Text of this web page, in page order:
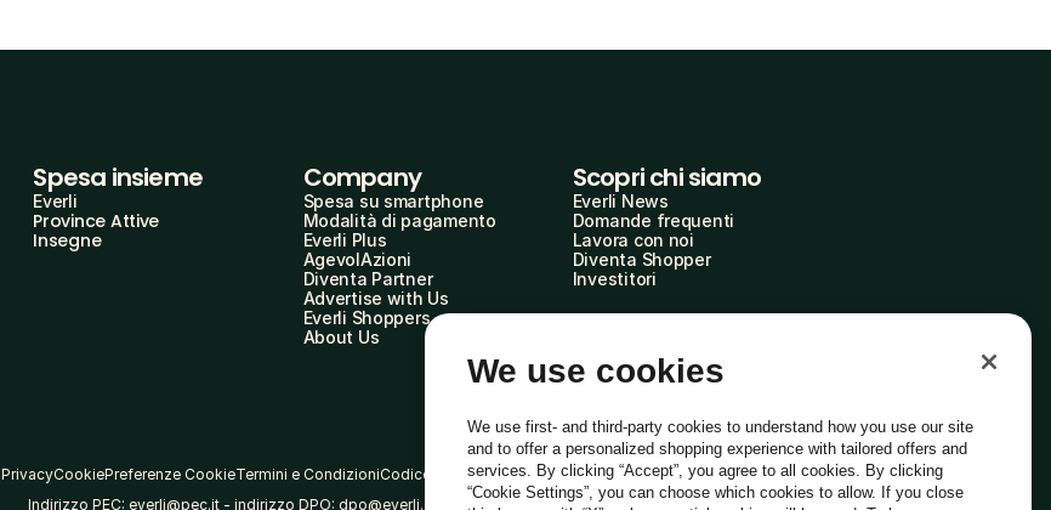
Spesa insieme
Everli
Province Attive
Insegne
Company
Spesa su smartphone
Modalità di pagamento
Everli Plus
AgevolAzioni
Diventa Partner
Advertise with Us
Everli Shoppers
About Us
Scopri chi siamo
Everli News
Domande frequenti
Lavora con noi
Diventa Shopper
Investitori
PrivacyCookiePreferenze CookieTermini e CondizioniCodice Etico
Indirizzo PEC: everli@pec.it - indirizzo DPO: dpo@everli.com
We use cookies
We use first- and third-party cookies to understand how you use our site
and to offer a personalized shopping experience with tailored offers and
services. By clicking “Accept”, you agree to all cookies. By clicking
“Cookie Settings”, you can choose which cookies to allow. If you close